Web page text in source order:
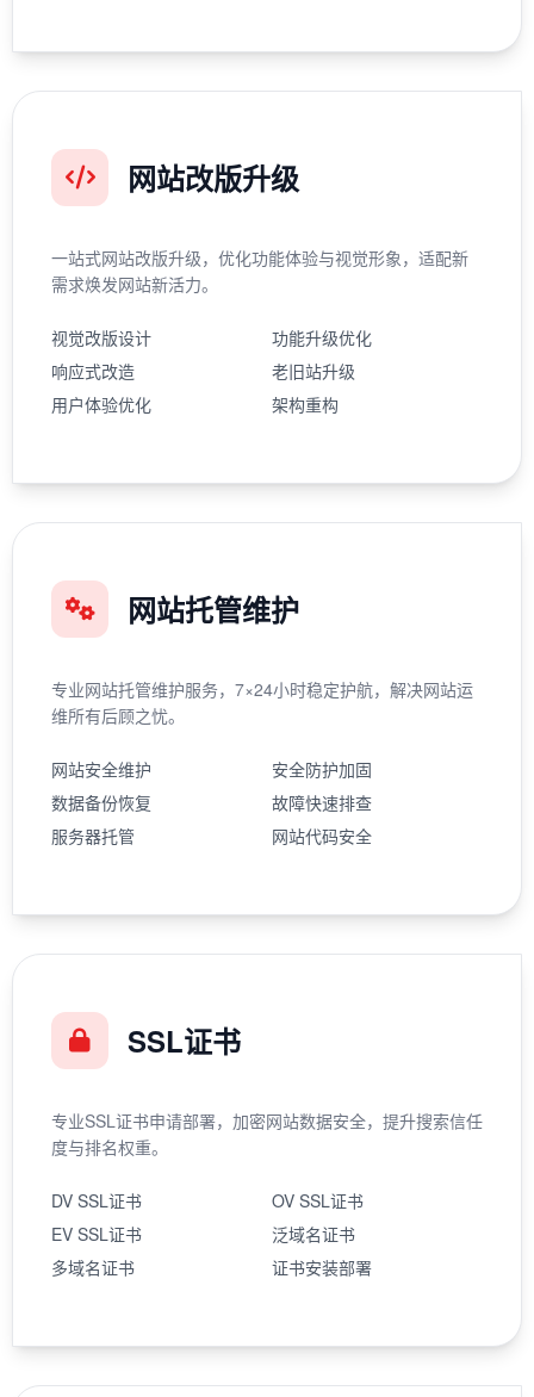
网站改版升级
一站式网站改版升级，优化功能体验与视觉形象，适配新
需求焕发网站新活力。
视觉改版设计
功能升级优化
响应式改造
老旧站升级
用户体验优化
架构重构
网站托管维护
专业网站托管维护服务，7×24小时稳定护航，解决网站运
维所有后顾之忧。
网站安全维护
安全防护加固
数据备份恢复
故障快速排查
服务器托管
网站代码安全
SSL证书
专业SSL证书申请部署，加密网站数据安全，提升搜索信任
度与排名权重。
DV SSL证书
OV SSL证书
EV SSL证书
泛域名证书
多域名证书
证书安装部署